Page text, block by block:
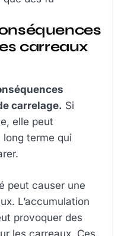
carreaux
carrelage. Si
elle peut
long terme qui
peut causer une
L’accumulation
provoquer des
les carreaux. Ces